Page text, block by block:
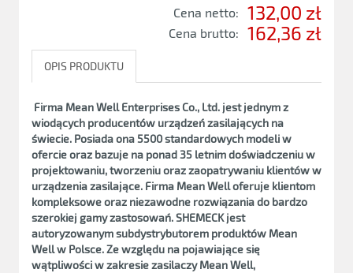
Cena netto: 132,00 zł
Cena brutto: 162,36 zł
OPIS PRODUKTU
Firma Mean Well Enterprises Co., Ltd. jest jednym z
wiodących producentów urządzeń zasilających na
świecie. Posiada ona 5500 standardowych modeli w
ofercie oraz bazuje na ponad 35 letnim doświadczeniu w
projektowaniu, tworzeniu oraz zaopatrywaniu klientów w
urządzenia zasilające. Firma Mean Well oferuje klientom
kompleksowe oraz niezawodne rozwiązania do bardzo
szerokiej gamy zastosowań. SHEMECK jest
autoryzowanym subdystrybutorem produktów Mean
Well w Polsce. Ze względu na pojawiające się
wątpliwości w zakresie zasilaczy Mean Well,